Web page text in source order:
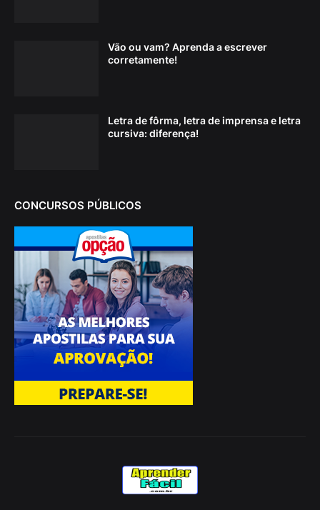
Vão ou vam? Aprenda a escrever
corretamente!
Letra de fôrma, letra de imprensa e letra
cursiva: diferença!
CONCURSOS PÚBLICOS